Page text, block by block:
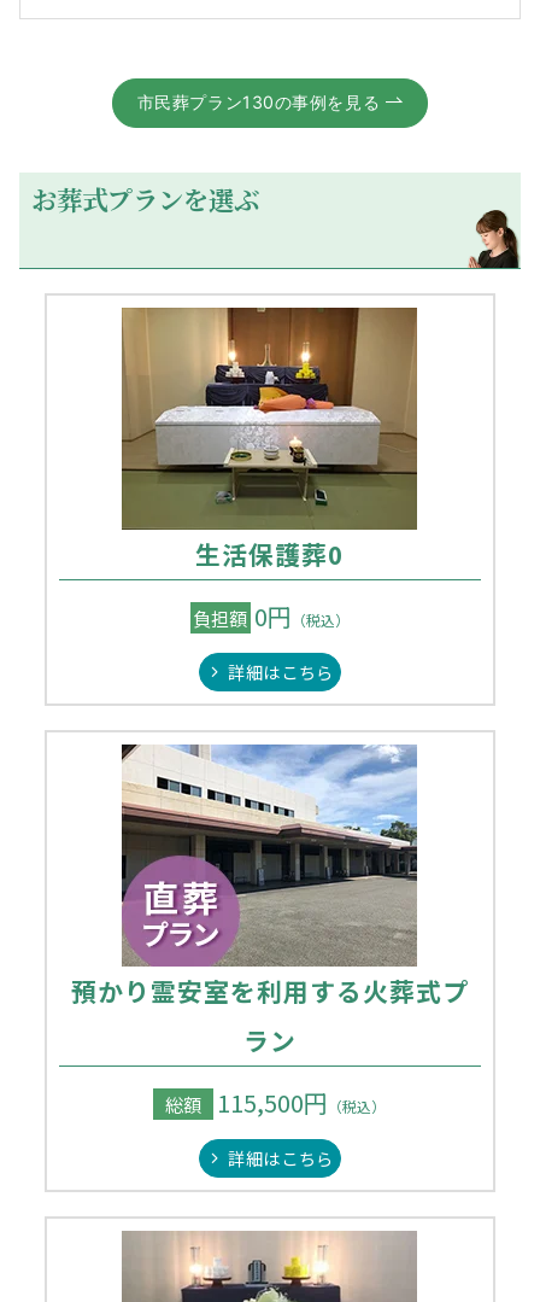
市民葬プラン130の事例を見る
お葬式プランを選ぶ
生活保護葬0
負担額 0円 （税込）
詳細はこちら
預かり霊安室を利用する火葬式プ
ラン
総額 115,500円 （税込）
詳細はこちら